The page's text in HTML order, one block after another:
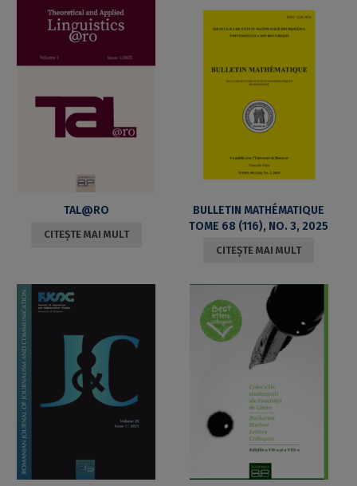
TAL@RO
CITEȘTE MAI MULT
BULLETIN MATHÉMATIQUE
TOME 68 (116), NO. 3, 2025
CITEȘTE MAI MULT